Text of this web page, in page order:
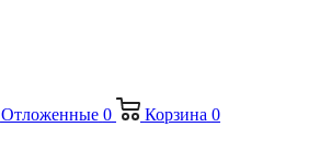
Отложенные 0 Корзина 0